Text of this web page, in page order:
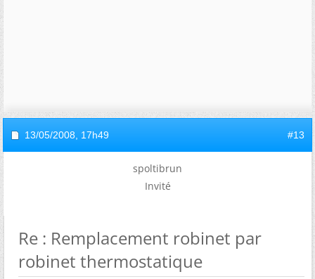
13/05/2008, 17h49 #13
spoltibrun
Invité
Re : Remplacement robinet par
robinet thermostatique